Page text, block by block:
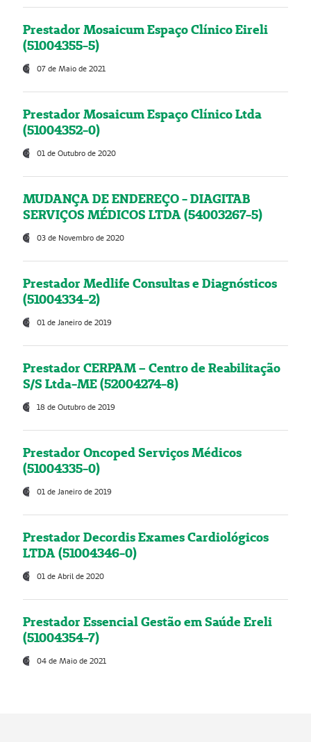
Prestador Mosaicum Espaço Clínico Eireli
(51004355-5)
07 de Maio de 2021
Prestador Mosaicum Espaço Clínico Ltda
(51004352-0)
01 de Outubro de 2020
MUDANÇA DE ENDEREÇO - DIAGITAB
SERVIÇOS MÉDICOS LTDA (54003267-5)
03 de Novembro de 2020
Prestador Medlife Consultas e Diagnósticos
(51004334-2)
01 de Janeiro de 2019
Prestador CERPAM – Centro de Reabilitação
S/S Ltda-ME (52004274-8)
18 de Outubro de 2019
Prestador Oncoped Serviços Médicos
(51004335-0)
01 de Janeiro de 2019
Prestador Decordis Exames Cardiológicos
LTDA (51004346-0)
01 de Abril de 2020
Prestador Essencial Gestão em Saúde Ereli
(51004354-7)
04 de Maio de 2021